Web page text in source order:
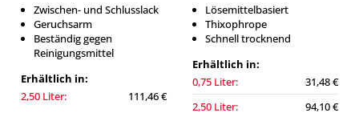
Zwischen- und Schlusslack
Geruchsarm
Beständig gegen
Reinigungsmittel
Erhältlich in:
2,50 Liter:
111,46 €
Lösemittelbasiert
Thixophrope
Schnell trocknend
Erhältlich in:
0,75 Liter:
31,48 €
2,50 Liter:
94,10 €